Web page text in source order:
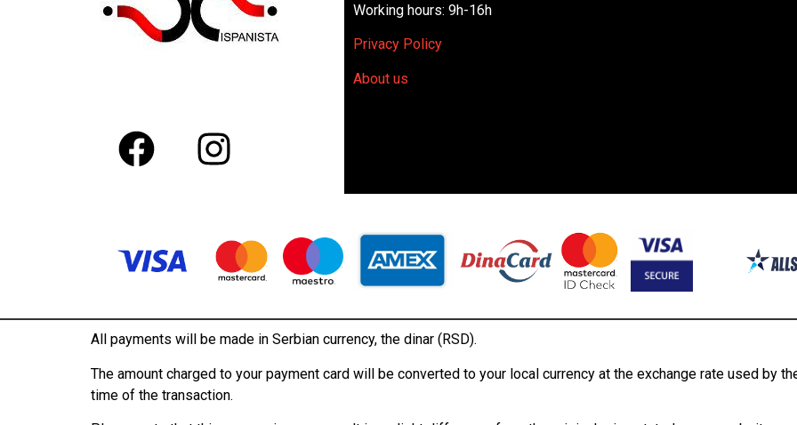
Working hours: 9h-16h
Privacy Policy
About us
All payments will be made in Serbian currency, the dinar (RSD).
The amount charged to your payment card will be converted to your local currency at the exchange rate used by
time of the transaction.